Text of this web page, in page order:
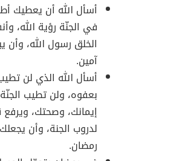
أسأل الله أن يعطيك
في الجنّة رؤية الله،
الخلق رسول الله، وأن
آمين.
أسأل الله الذي لن
بعفوه، ولن تطيب
إيمانك، وصحتك،
لدروب الجنة، وأن
رمضان.